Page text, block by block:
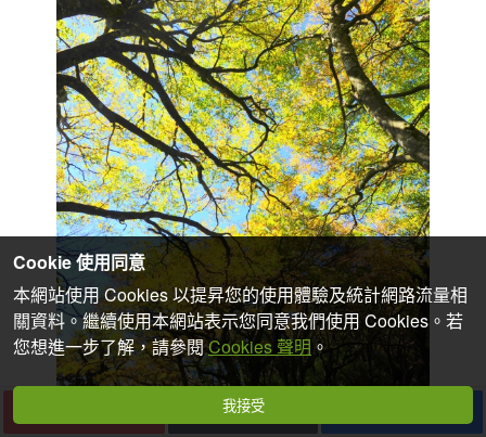
下一篇
Cookie 使用同意
本網站使用 Cookies 以提昇您的使用體驗及統計網路流量相
關資料。繼續使用本網站表示您同意我們使用 Cookies。若
您想進一步了解，請參閱Cookies 聲明。
我接受